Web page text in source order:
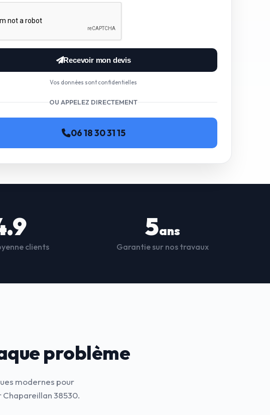
Recevoir mon devis
Vos données sont confidentielles
OU APPELEZ DIRECTEMENT
06 18 30 31 15
clients
5ans
Garantie sur nos travaux
problème
modernes pour
38530.